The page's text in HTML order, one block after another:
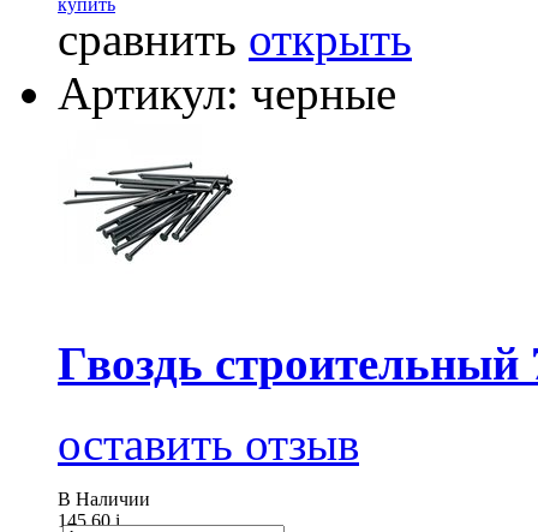
купить
сравнить открыть
Артикул: черные
Гвоздь строительный
оставить отзыв
В Наличии
145.60i